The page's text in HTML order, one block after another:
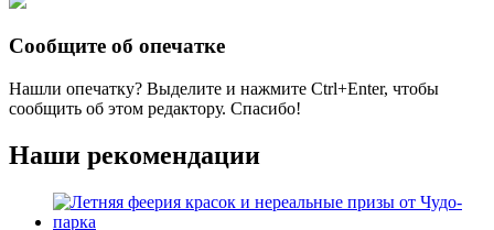
Сообщите об опечатке
Нашли опечатку? Выделите и нажмите Ctrl+Enter, чтобы
сообщить об этом редактору. Спасибо!
Наши рекомендации